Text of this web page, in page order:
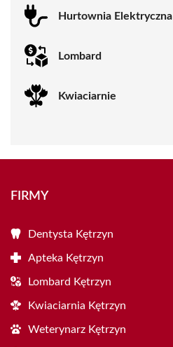
Hurtownia Elektryczna
Lombard
Kwiaciarnie
FIRMY
Dentysta Kętrzyn
Apteka Kętrzyn
Lombard Kętrzyn
Kwiaciarnia Kętrzyn
Weterynarz Kętrzyn